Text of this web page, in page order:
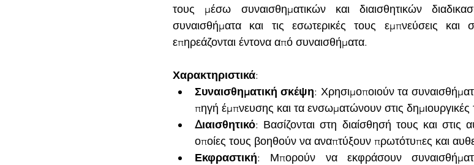
τους μέσω συναισθηματικών και διαισθητικών
συναισθήματα και τις εσωτερικές τους εμπνεύσεις
επηρεάζονται έντονα από συναισθήματα.
Χαρακτηριστικά:
Συναισθηματική σκέψη: Χρησιμοποιούν τα
πηγή έμπνευσης και τα ενσωματώνουν στις δημιουργικές
Διαισθητικό: Βασίζονται στη διαίσθησή τους και στις
οποίες τους βοηθούν να αναπτύξουν πρωτότυπες και
Εκφραστική: Μπορούν να εκφράσουν